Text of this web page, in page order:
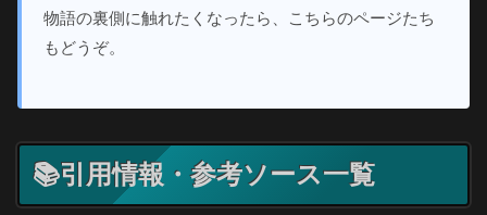
物語の裏側に触れたくなったら、こちらのページたち
もどうぞ。
📚引用情報・参考ソース一覧